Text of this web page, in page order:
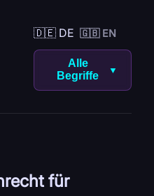
🇩🇪 DE 🇬🇧 EN
Alle
Begriffe
▼
für